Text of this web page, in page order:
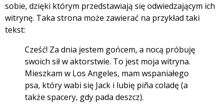
sobie, dzięki którym przedstawiają się odwiedzającym ich
witrynę. Taka strona może zawierać na przykład taki
tekst:
Cześć! Za dnia jestem gońcem, a nocą próbuję
swoich sił w aktorstwie. To jest moja witryna.
Mieszkam w Los Angeles, mam wspaniałego
psa, który wabi się Jack i lubię piña coladę (a
także spacery, gdy pada deszcz).